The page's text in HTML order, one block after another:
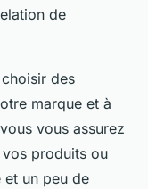
de
choisir des
marque et à
vous assurez
produits ou
et un peu de